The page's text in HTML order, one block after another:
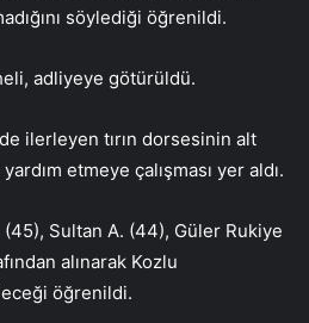
söylediği öğrenildi.
adliyeye götürüldü.
ilerleyen tırın dorsesinin alt
etmeye çalışması yer aldı.
(45), Sultan A. (44), Güler Rukiye
alınarak Kozlu
öğrenildi.